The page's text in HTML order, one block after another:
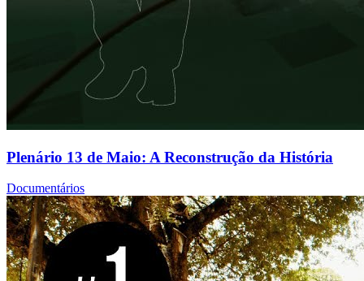
Plenário 13 de Maio: A Reconstrução da História
Documentários